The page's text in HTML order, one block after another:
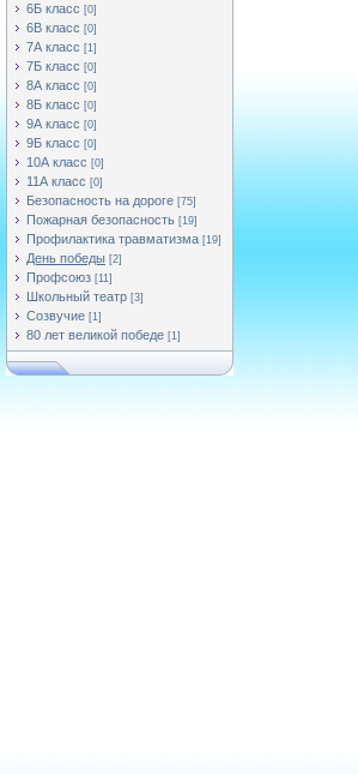
6Б класс [0]
6В класс [0]
7А класс [1]
7Б класс [0]
8А класс [0]
8Б класс [0]
9А класс [0]
9Б класс [0]
10А класс [0]
11А класс [0]
Безопасность на дороге [75]
Пожарная безопасность [19]
Профилактика травматизма [19]
День победы [2]
Профсоюз [11]
Школьный театр [3]
Созвучие [1]
80 лет великой победе [1]